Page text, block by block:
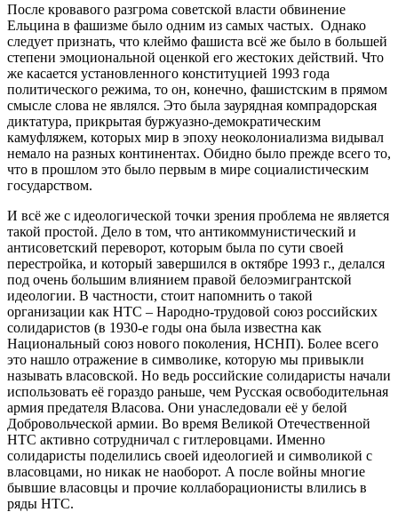
После кровавого разгрома советской власти обвинение
Ельцина в фашизме было одним из самых частых. Однако
следует признать, что клеймо фашиста всё же было в большей
степени эмоциональной оценкой его жестоких действий. Что
же касается установленного конституцией 1993 года
политического режима, то он, конечно, фашистским в прямом
смысле слова не являлся. Это была заурядная компрадорская
диктатура, прикрытая буржуазно-демократическим
камуфляжем, которых мир в эпоху неоколониализма видывал
немало на разных континентах. Обидно было прежде всего то,
что в прошлом это было первым в мире социалистическим
государством.
И всё же с идеологической точки зрения проблема не является
такой простой. Дело в том, что антикоммунистический и
антисоветский переворот, которым была по сути своей
перестройка, и который завершился в октябре 1993 г., делался
под очень большим влиянием правой белоэмигрантской
идеологии. В частности, стоит напомнить о такой
организации как НТС – Народно-трудовой союз российских
солидаристов (в 1930-е годы она была известна как
Национальный союз нового поколения, НСНП). Более всего
это нашло отражение в символике, которую мы привыкли
называть власовской. Но ведь российские солидаристы начали
использовать её гораздо раньше, чем Русская освободительная
армия предателя Власова. Они унаследовали её у белой
Добровольческой армии. Во время Великой Отечественной
НТС активно сотрудничал с гитлеровцами. Именно
солидаристы поделились своей идеологией и символикой с
власовцами, но никак не наоборот. А после войны многие
бывшие власовцы и прочие коллаборационисты влились в
ряды НТС.